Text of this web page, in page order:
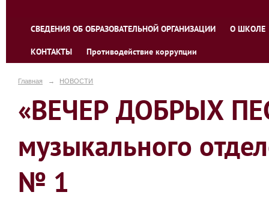
СВЕДЕНИЯ ОБ ОБРАЗОВАТЕЛЬНОЙ ОРГАНИЗАЦИИ О ШКОЛЕ
КОНТАКТЫ Противодействие коррупции
Главная → НОВОСТИ
«ВЕЧЕР ДОБРЫХ
музыкального
№ 1